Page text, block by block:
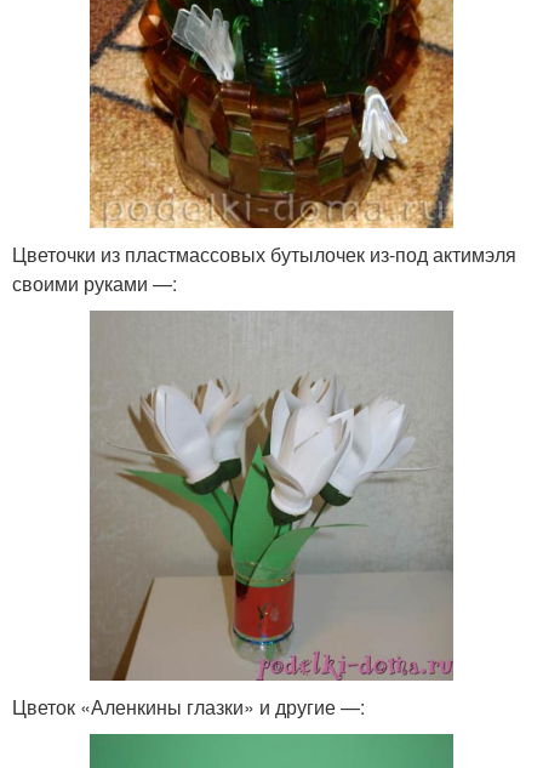
Цветочки из пластмассовых бутылочек из-под актимэля
своими руками —:
Цветок «Аленкины глазки» и другие —: